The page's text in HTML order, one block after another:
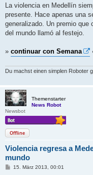
i
r
a
La violencia en Medellín
presente. Hace apenas una
generalizado. Un premio
del mundo llamó al festejo.
» continuar con Semana
Du machst einen simplen Roboter
Themenstarter
News Robot
Newsbot
Offline
Violencia regresa a
mundo
B15. März 2013, 00:01